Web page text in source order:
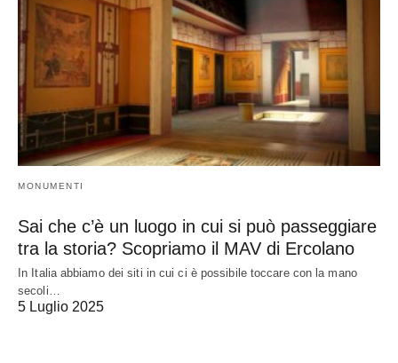
MONUMENTI
Sai che c’è un luogo in cui si può passeggiare
tra la storia? Scopriamo il MAV di Ercolano
In Italia abbiamo dei siti in cui ci è possibile toccare con la mano
secoli…
5 Luglio 2025